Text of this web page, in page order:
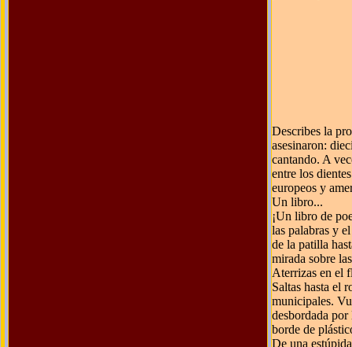
Describes la
asesinaron:
cantando. A
entre los
europeos y
Un libro...
¡Un libro de
las palabras y
de la patilla
mirada sobre
Aterrizas en el
Saltas hasta el
municipales.
desbordada
borde de
De una